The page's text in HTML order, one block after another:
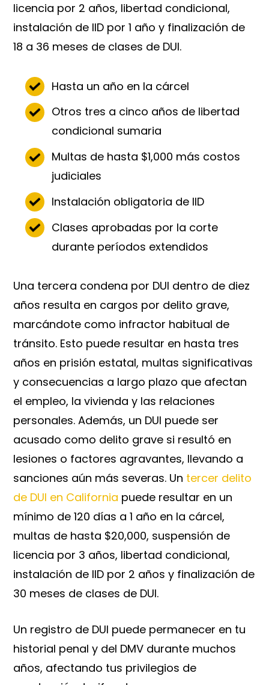
licencia por 2 años, libertad condicional,
instalación de IID por 1 año y finalización de
18 a 36 meses de clases de DUI.
Hasta un año en la cárcel
Otros tres a cinco años de libertad
condicional sumaria
Multas de hasta $1,000 más costos
judiciales
Instalación obligatoria de IID
Clases aprobadas por la corte
durante períodos extendidos
Una tercera condena por DUI dentro de diez
años resulta en cargos por delito grave,
marcándote como infractor habitual de
tránsito. Esto puede resultar en hasta tres
años en prisión estatal, multas significativas
y consecuencias a largo plazo que afectan
el empleo, la vivienda y las relaciones
personales. Además, un DUI puede ser
acusado como delito grave si resultó en
lesiones o factores agravantes, llevando a
sanciones aún más severas. Un tercer delito
de DUI en California puede resultar en un
mínimo de 120 días a 1 año en la cárcel,
multas de hasta $20,000, suspensión de
licencia por 3 años, libertad condicional,
instalación de IID por 2 años y finalización de
30 meses de clases de DUI.
Un registro de DUI puede permanecer en tu
historial penal y del DMV durante muchos
años, afectando tus privilegios de